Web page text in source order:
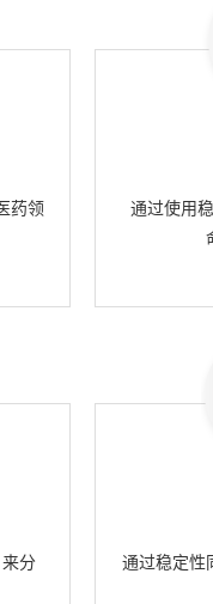
药领
通过使用
分
通过稳定性